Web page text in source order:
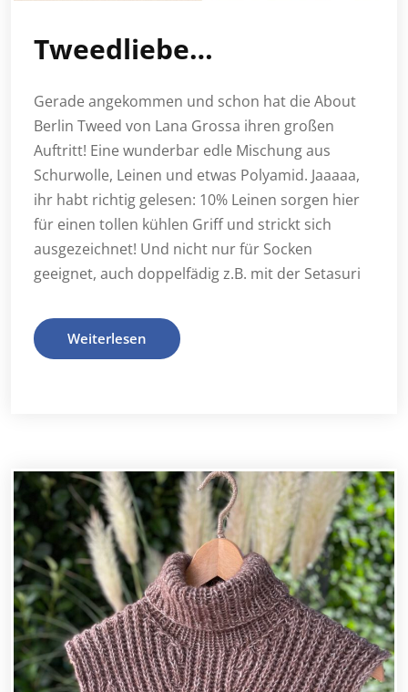
Tweedliebe…
Gerade angekommen und schon hat die About
Berlin Tweed von Lana Grossa ihren großen
Auftritt! Eine wunderbar edle Mischung aus
Schurwolle, Leinen und etwas Polyamid. Jaaaaa,
ihr habt richtig gelesen: 10% Leinen sorgen hier
für einen tollen kühlen Griff und strickt sich
ausgezeichnet! Und nicht nur für Socken
geeignet, auch doppelfädig z.B. mit der Setasuri
Weiterlesen